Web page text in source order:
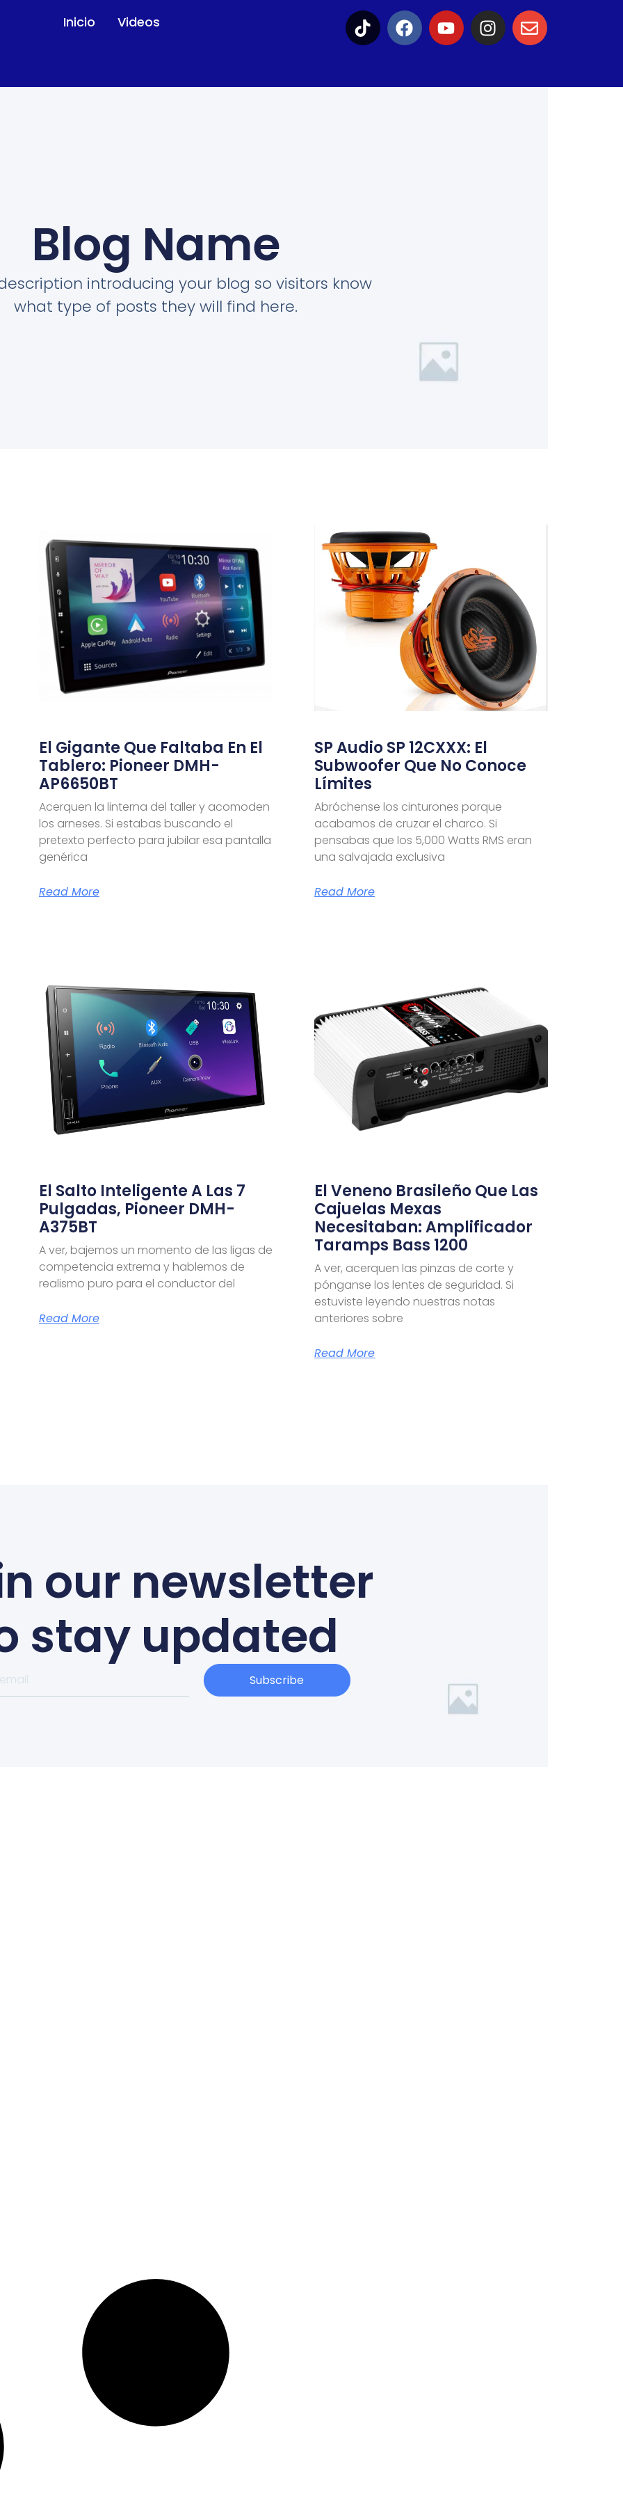
Inicio Videos
Blog Name
introducing your blog so visitors know
what type of posts they will find here.
El Gigante Que Faltaba En El
Tablero: Pioneer DMH-
AP6650BT
Acerquen la linterna del taller y acomoden
los arneses. Si estabas buscando el
pretexto perfecto para jubilar esa pantalla
genérica
Read More
SP Audio SP 12CXXX: El
Subwoofer Que No Conoce
Límites
Abróchense los cinturones porque
acabamos de cruzar el charco. Si
pensabas que los 5,000 Watts RMS eran
una salvajada exclusiva
Read More
El Salto Inteligente A Las 7
Pulgadas, Pioneer DMH-
A375BT
A ver, bajemos un momento de las ligas de
competencia extrema y hablemos de
realismo puro para el conductor del
Read More
El Veneno Brasileño Que Las
Cajuelas Mexas
Necesitaban: Amplificador
Taramps Bass 1200
A ver, acerquen las pinzas de corte y
pónganse los lentes de seguridad. Si
estuviste leyendo nuestras notas
anteriores sobre
Read More
our newsletter
stay updated
Subscribe